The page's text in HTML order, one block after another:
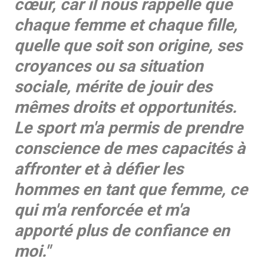
cœur, car il nous rappelle que
chaque femme et chaque fille,
quelle que soit son origine, ses
croyances ou sa situation
sociale, mérite de jouir des
mêmes droits et opportunités.
Le sport m'a permis de prendre
conscience de mes capacités à
affronter et à défier les
hommes en tant que femme, ce
qui m'a renforcée et m'a
apporté plus de confiance en
moi."